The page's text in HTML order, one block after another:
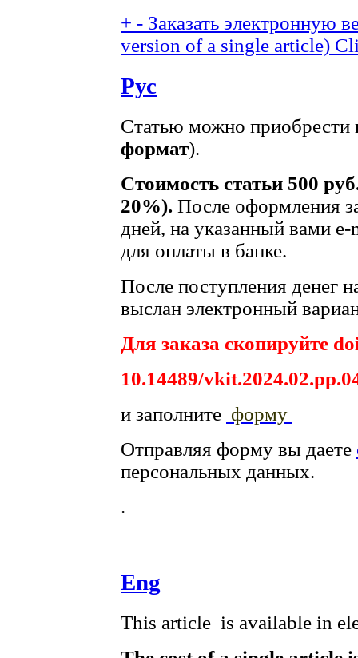
+ - Заказать электронную
version of a single article)
Рус
Статью можно приобрести
формат).
Стоимость статьи 500
20%). После оформления
дней, на указанный вами
для оплаты в банке.
После поступления денег
выслан электронный
Для заказа скопируйте
10.14489/
и заполните форму
Отправляя форму вы даете
персональных данных.
.
Eng
This article is available in